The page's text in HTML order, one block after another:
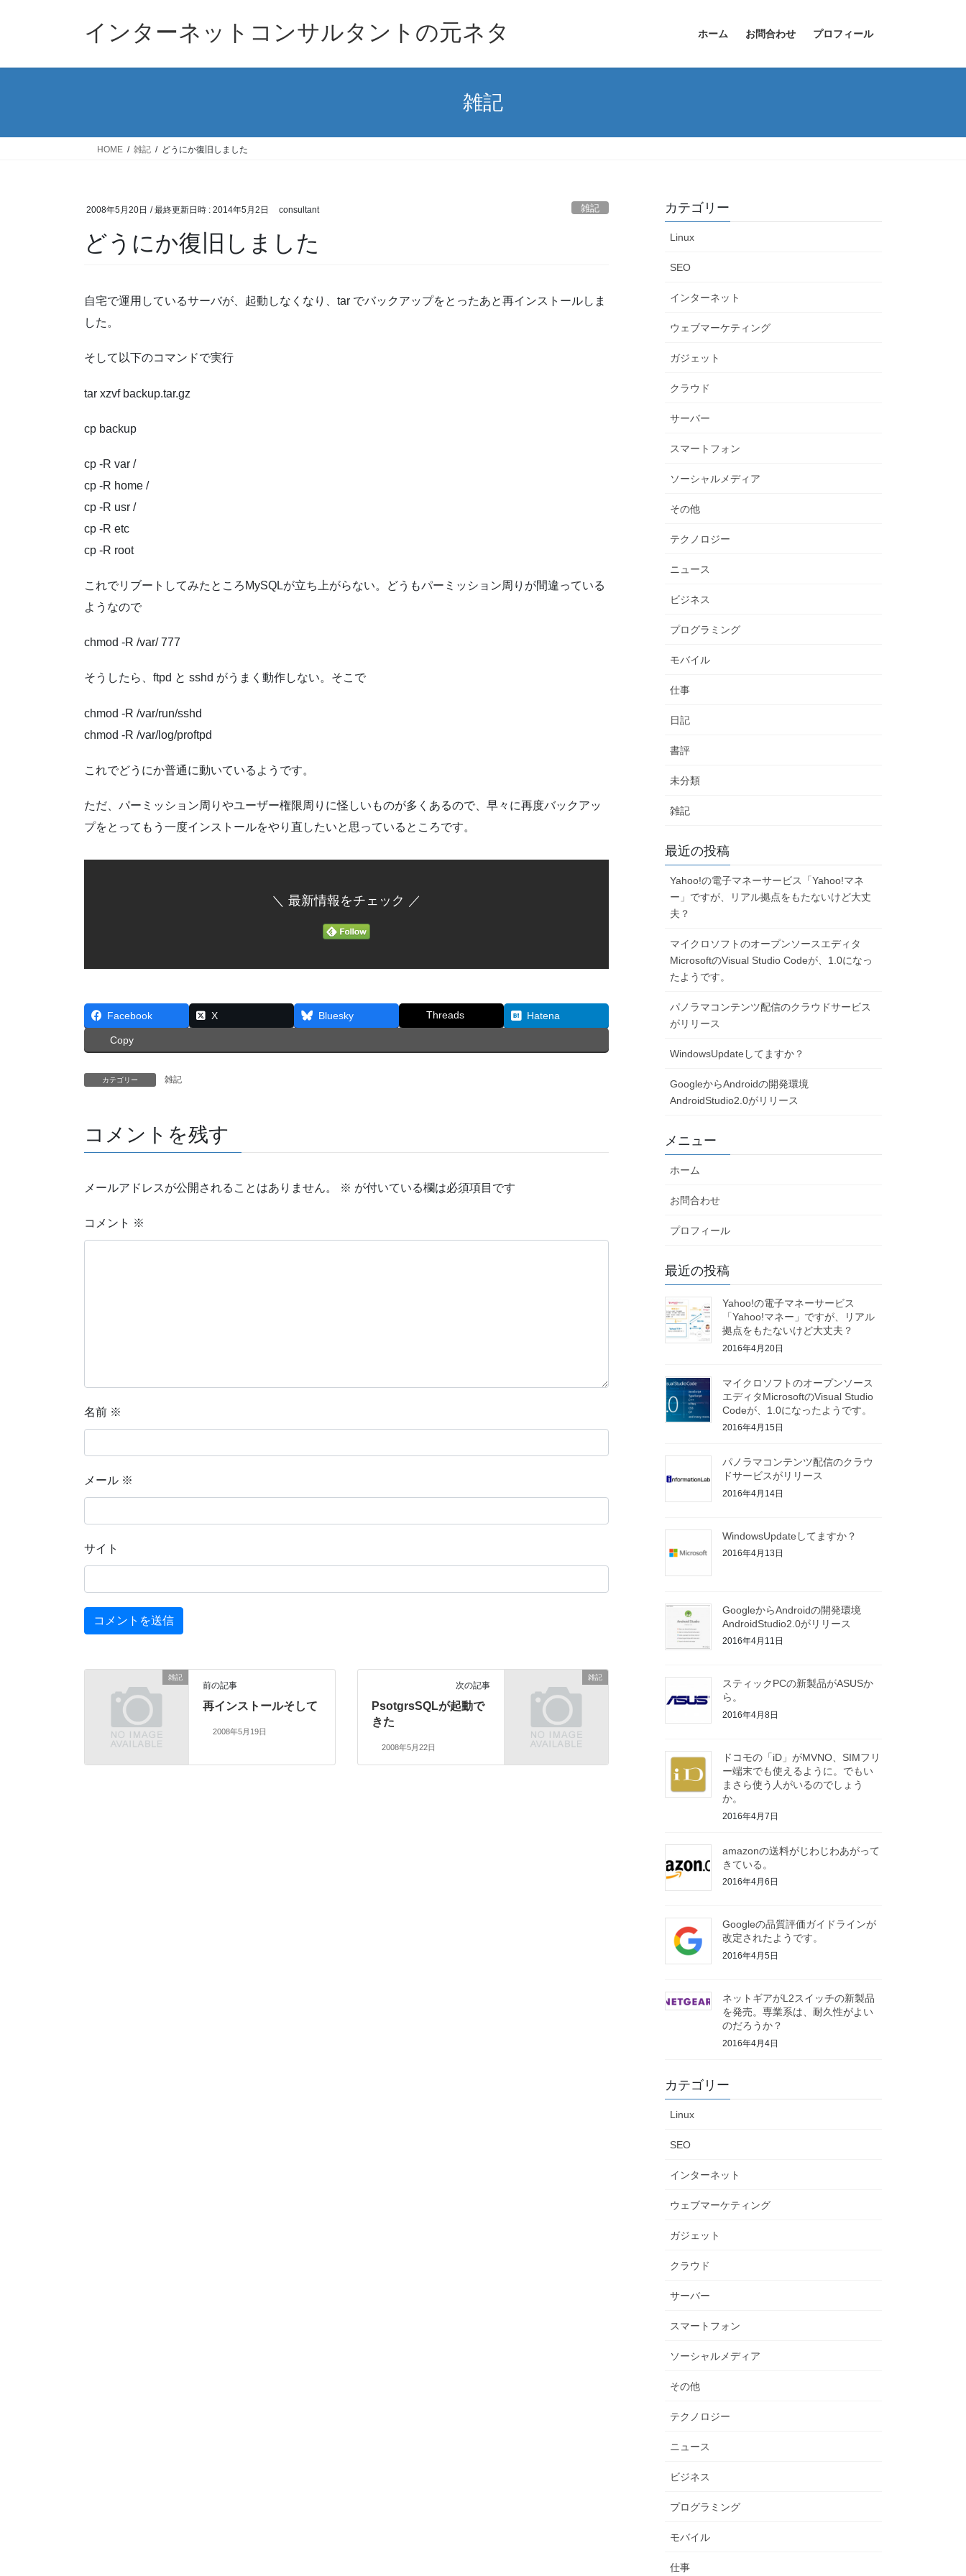
インターネットコンサルタントの元ネタ ホーム お問合わせ プロフィール
雑記
HOME 雑記 どうにか復旧しました
2008年5月20日 / 最終更新日時 : 2014年5月2日 consultant 雑記
どうにか復旧しました
自宅で運用しているサーバが、起動しなくなり、tar でバックアップをとったあと再インストールしま
した。
そして以下のコマンドで実行
tar xzvf backup.tar.gz
cp backup
cp -R var /
cp -R home /
cp -R usr /
cp -R etc
cp -R root
これでリブートしてみたところMySQLが立ち上がらない。どうもパーミッション周りが間違っている
ようなので
chmod -R /var/ 777
そうしたら、ftpd と sshd がうまく動作しない。そこで
chmod -R /var/run/sshd
chmod -R /var/log/proftpd
これでどうにか普通に動いているようです。
ただ、パーミッション周りやユーザー権限周りに怪しいものが多くあるので、早々に再度バックアッ
プをとってもう一度インストールをやり直したいと思っているところです。
＼ 最新情報をチェック ／
Facebook X Bluesky Threads Hatena
Copy
カテゴリー 雑記
コメントを残す
メールアドレスが公開されることはありません。 ※ が付いている欄は必須項目です
コメント ※
名前 ※
メール ※
サイト
雑記
前の記事
再インストールそして
2008年5月19日
雑記
次の記事
PsotgrsSQLが起動で
きた
2008年5月22日
カテゴリー
Linux
SEO
インターネット
ウェブマーケティング
ガジェット
クラウド
サーバー
スマートフォン
ソーシャルメディア
その他
テクノロジー
ニュース
ビジネス
プログラミング
モバイル
仕事
日記
書評
未分類
雑記
最近の投稿
Yahoo!の電子マネーサービス「Yahoo!マネ
ー」ですが、リアル拠点をもたないけど大丈
夫？
マイクロソフトのオープンソースエディタ
MicrosoftのVisual Studio Codeが、1.0になっ
たようです。
パノラマコンテンツ配信のクラウドサービス
がリリース
WindowsUpdateしてますか？
GoogleからAndroidの開発環境
AndroidStudio2.0がリリース
メニュー
ホーム
お問合わせ
プロフィール
最近の投稿
Yahoo!の電子マネーサービス
「Yahoo!マネー」ですが、リアル
拠点をもたないけど大丈夫？
2016年4月20日
マイクロソフトのオープンソース
エディタMicrosoftのVisual Studio
Codeが、1.0になったようです。
2016年4月15日
パノラマコンテンツ配信のクラウ
ドサービスがリリース
2016年4月14日
WindowsUpdateしてますか？
2016年4月13日
GoogleからAndroidの開発環境
AndroidStudio2.0がリリース
2016年4月11日
スティックPCの新製品がASUSか
ら。
2016年4月8日
ドコモの「iD」がMVNO、SIMフリ
ー端末でも使えるように。でもい
まさら使う人がいるのでしょう
か。
2016年4月7日
amazonの送料がじわじわあがって
きている。
2016年4月6日
Googleの品質評価ガイドラインが
改定されたようです。
2016年4月5日
ネットギアがL2スイッチの新製品
を発売。専業系は、耐久性がよい
のだろうか？
2016年4月4日
カテゴリー
Linux
SEO
インターネット
ウェブマーケティング
ガジェット
クラウド
サーバー
スマートフォン
ソーシャルメディア
その他
テクノロジー
ニュース
ビジネス
プログラミング
モバイル
仕事